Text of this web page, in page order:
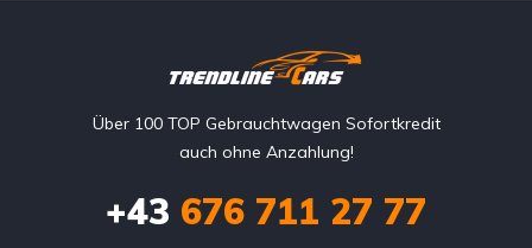
Über 100 TOP Gebrauchtwagen Sofortkredit
auch ohne Anzahlung!
+43 676 711 27 77